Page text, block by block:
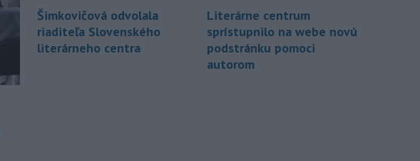
Šimkovičová odvolala
riaditeľa Slovenského
literárneho centra
Literárne centrum
sprístupnilo na webe novú
podstránku pomoci
autorom